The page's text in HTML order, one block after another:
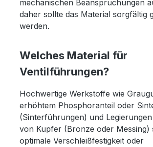
mechanischen Beanspruchungen
daher sollte das Material sorgfältig
werden.
Welches Material für
Ventilführungen?
Hochwertige Werkstoffe wie
erhöhtem Phosphoranteil oder
(Sinterführungen) und
von Kupfer (Bronze oder
optimale Verschleißfestigkeit oder